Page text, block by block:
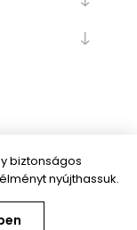
fenntartva.
biztonságos
nyújthassuk.